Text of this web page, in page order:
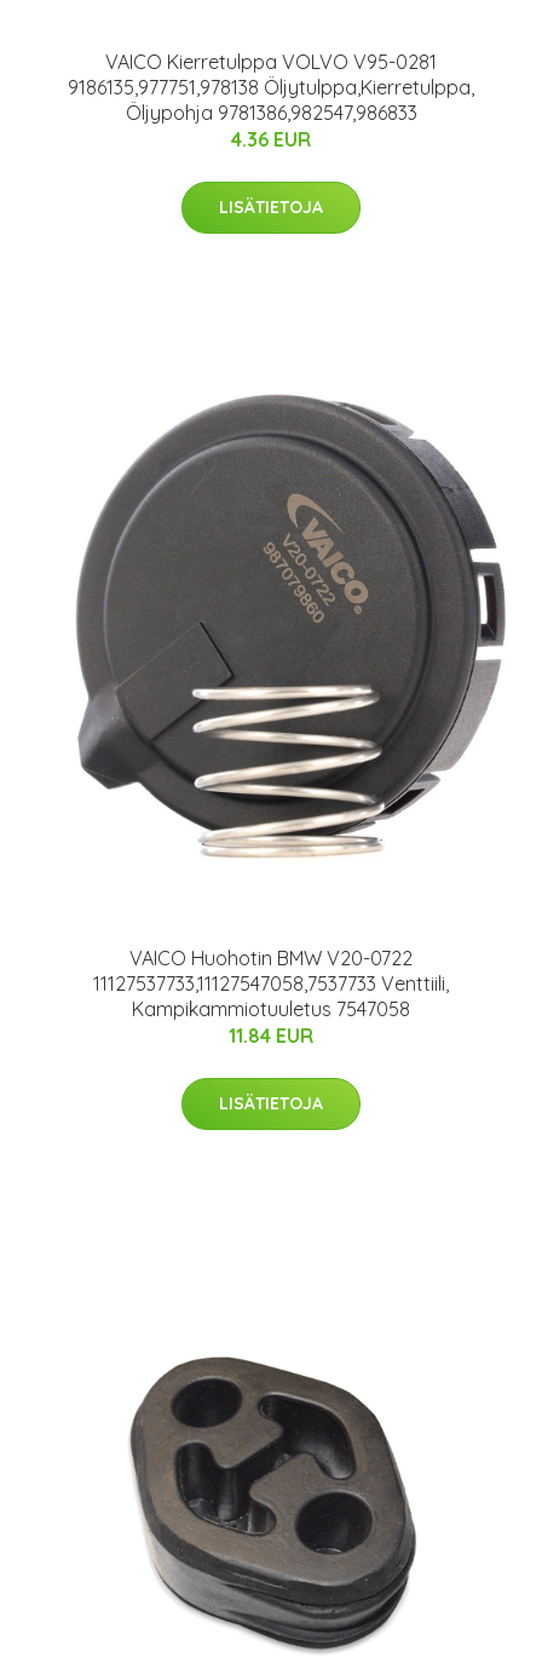
VAICO Kierretulppa VOLVO V95-0281
9186135,977751,978138 Öljytulppa,Kierretulppa,
Öljypohja 9781386,982547,986833
4.36 EUR
LISÄTIETOJA
VAICO Huohotin BMW V20-0722
11127537733,11127547058,7537733 Venttiili,
Kampikammiotuuletus 7547058
11.84 EUR
LISÄTIETOJA